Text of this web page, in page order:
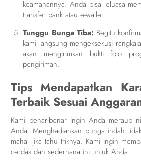
keamanannya. Anda bisa leluasa
transfer bank atau e-wallet.
Tunggu Bunga Tiba: Begitu
kami langsung mengeksekusi
akan mengirimkan bukti foto
pengiriman.
Tips Mendapatkan
Terbaik Sesuai
Kami benar-benar ingin Anda meraup
Anda. Menghadiahkan bunga indah
mahal jika tahu triknya. Kami ingin
cerdas dan sederhana ini untuk Anda.